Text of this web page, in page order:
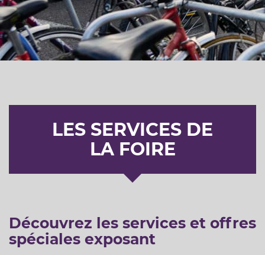
LES SERVICES DE
LA FOIRE
Découvrez les services et offres
spéciales exposant